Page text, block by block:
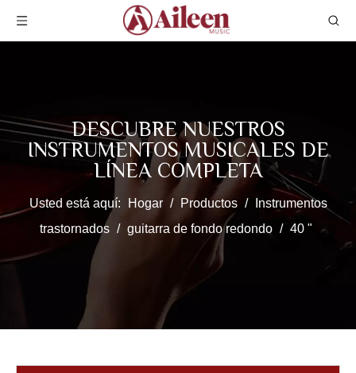
DESCUBRE NUESTROS
INSTRUMENTOS MUSICALES DE
LÍNEA COMPLETA
Usted está aquí: Hogar / Productos /
Instrumentos
trastornados / guitarra de fondo redondo / 40 "